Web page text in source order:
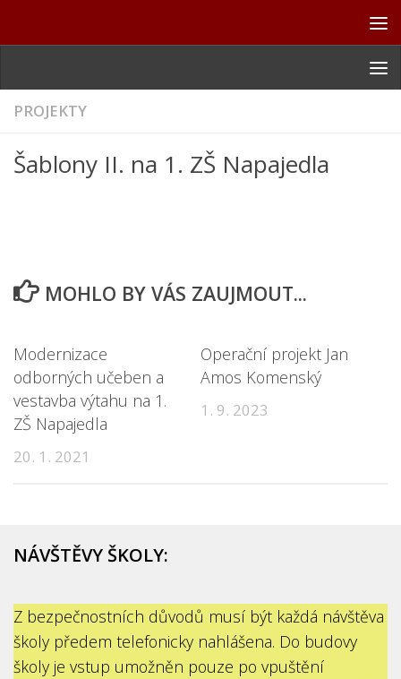
PROJEKTY
Šablony II. na 1. ZŠ Napajedla
MOHLO BY VÁS ZAUJMOUT...
Modernizace
odborných učeben a
vestavba výtahu na 1.
ZŠ Napajedla
20. 1. 2021
Operační projekt Jan
Amos Komenský
1. 9. 2023
NÁVŠTĚVY ŠKOLY:
Z bezpečnostních důvodů musí být každá návštěva
školy předem telefonicky nahlášena. Do budovy
školy je vstup umožněn pouze po vpuštění